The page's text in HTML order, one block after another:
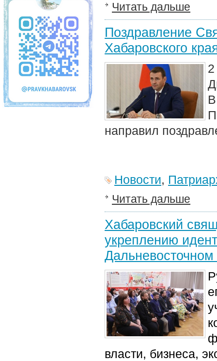
Читать дальше
Поздравление
Хабаровского
направил
Новости,
Читать дальше
Хабаровский
укреплению
власти, бизнеса,